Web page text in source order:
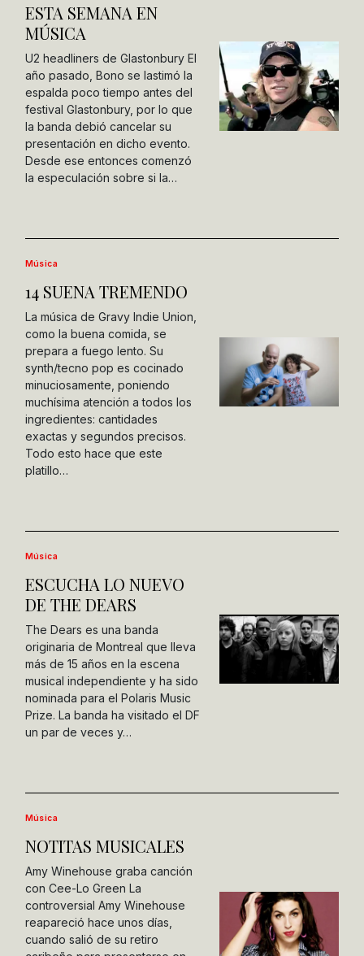
ESTA SEMANA EN
MÚSICA
U2 headliners de Glastonbury El
año pasado, Bono se lastimó la
espalda poco tiempo antes del
festival Glastonbury, por lo que
la banda debió cancelar su
presentación en dicho evento.
Desde ese entonces comenzó
la especulación sobre si la…
Música
14 SUENA TREMENDO
La música de Gravy Indie Union,
como la buena comida, se
prepara a fuego lento. Su
synth/tecno pop es cocinado
minuciosamente, poniendo
muchísima atención a todos los
ingredientes: cantidades
exactas y segundos precisos.
Todo esto hace que este
platillo…
Música
ESCUCHA LO NUEVO
DE THE DEARS
The Dears es una banda
originaria de Montreal que lleva
más de 15 años en la escena
musical independiente y ha sido
nominada para el Polaris Music
Prize. La banda ha visitado el DF
un par de veces y…
Música
NOTITAS MUSICALES
Amy Winehouse graba canción
con Cee-Lo Green La
controversial Amy Winehouse
reapareció hace unos días,
cuando salió de su retiro